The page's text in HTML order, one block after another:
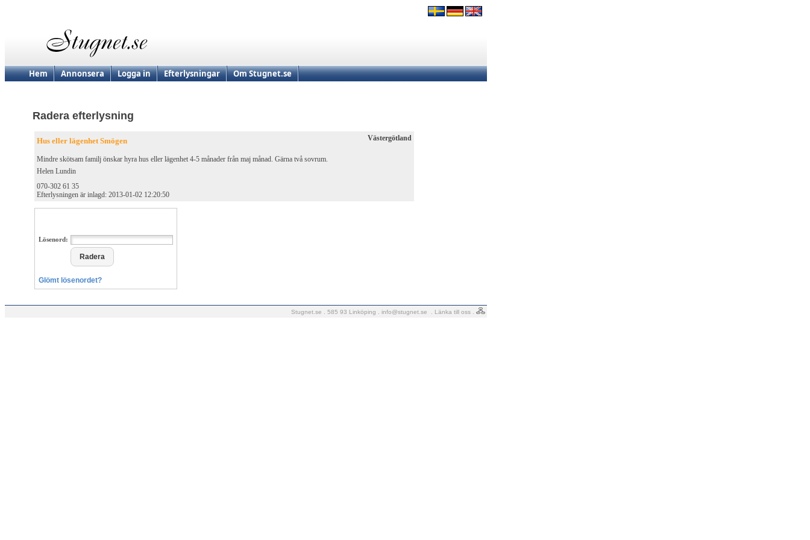
Hem Annonsera Logga in Efterlysningar Om Stugnet.se
Radera efterlysning
Hus eller lägenhet Smögen
Mindre skötsam familj önskar hyra hus eller lägenhet 4-5 månader från maj månad. Gärna två sovrum.
Helen Lundin
070-302 61 35
Västergötland
Efterlysningen är inlagd: 2013-01-02 12:20:50
Lösenord:
Glömt lösenordet?
Stugnet.se . 585 93 Linköping . info@stugnet.se Länka till oss